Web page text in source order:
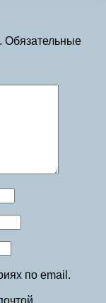
Обязательные
по email.